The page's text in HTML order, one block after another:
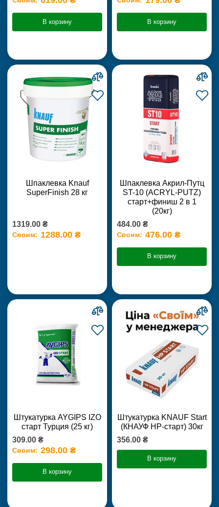
В корзину В корзину
Шпаклевка Knauf
SuperFinish 28 кг
1319.00 ₴
Своим: 1288.00 ₴
Шпаклевка Акрил-Путц
ST-10 (ACRYL-PUTZ)
старт+финиш 2 в 1
(20кг)
484.00 ₴
Своим: 476.00 ₴
В корзину
Штукатурка AYGIPS IZO
старт Турция (25 кг)
309.00 ₴
Своим: 298.00 ₴
В корзину
Штукатурка KNAUF Start
(КНАУФ НР-старт) 30кг
356.00 ₴
В корзину